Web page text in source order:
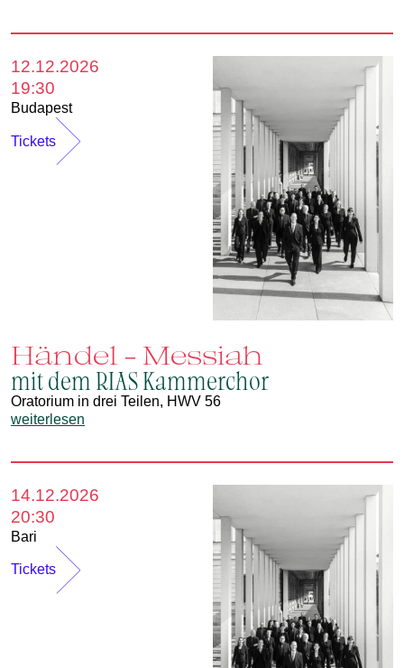
12.12.2026
19:30
Budapest
Tickets
Händel - Messiah
mit dem RIAS Kammerchor
Oratorium in drei Teilen, HWV 56
weiterlesen
14.12.2026
20:30
Bari
Tickets